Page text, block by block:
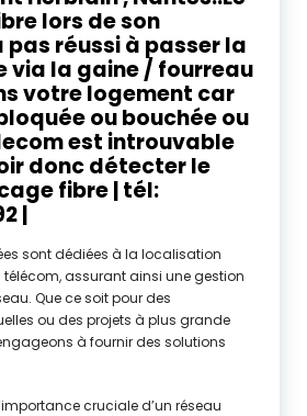
lors de son
pas réussi à passer la
via la gaine / fourreau
votre logement car
ou bouchée ou
est introuvable
donc détecter le
fibre | tél:
|
sont dédiées à la localisation
assurant ainsi une gestion
Que ce soit pour des
ou des projets à plus grande
à fournir des solutions
cruciale d’un réseau